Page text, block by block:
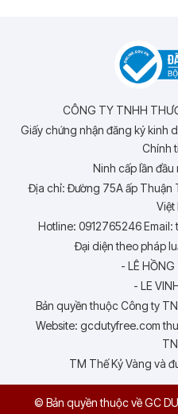
CÔNG TY TNHH
Giấy chứng nhận đăng ký kinh
Chính
Ninh cấp lần
Địa chỉ: Đường 75A ấp Thuận
Việt
Hotline: 0912765246
Đại diện theo pháp
- LÊ
- LE
Bản quyền thuộc Công ty
Website: gcdutyfree.com
TM Thế Kỷ Vàng và
© Bản quyền thuộc về GC